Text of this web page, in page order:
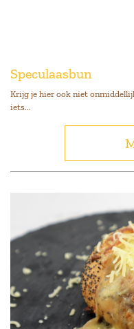
Speculaasbun
Krijg je hier ook niet
iets...